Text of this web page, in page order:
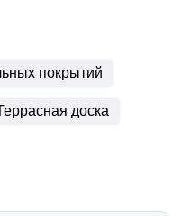
покрытий
доска